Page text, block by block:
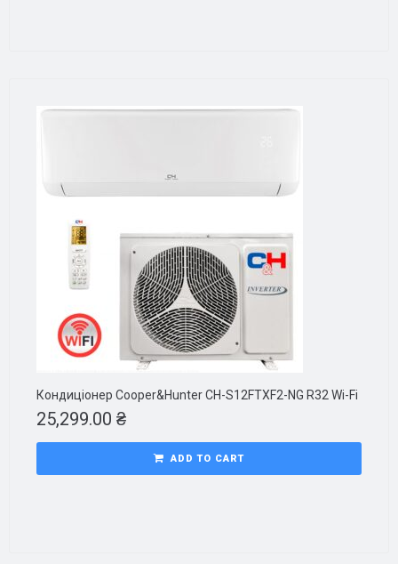
Кондиціонер Cooper&Hunter CH-S12FTXF2-NG R32 Wi-Fi
25,299.00 ₴
ADD TO CART